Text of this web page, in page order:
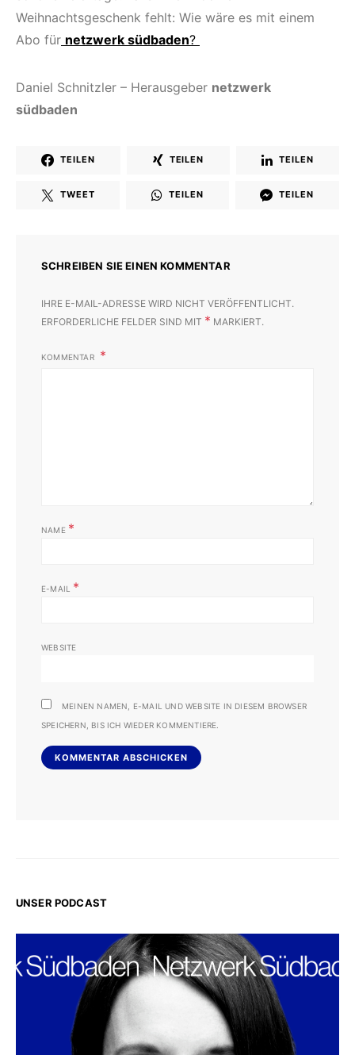
Weihnachtsgeschenk fehlt: Wie wäre es mit einem
Abo für netzwerk südbaden?
Daniel Schnitzler – Herausgeber netzwerk
südbaden
TEILEN TEILEN TEILEN
TWEET TEILEN TEILEN
SCHREIBEN SIE EINEN KOMMENTAR
IHRE E-MAIL-ADRESSE WIRD NICHT VERÖFFENTLICHT.
ERFORDERLICHE FELDER SIND MIT * MARKIERT.
KOMMENTAR
NAME *
E-MAIL *
WEBSITE
MEINEN NAMEN, E-MAIL UND WEBSITE IN DIESEM BROWSER
SPEICHERN, BIS ICH WIEDER KOMMENTIERE.
UNSER PODCAST